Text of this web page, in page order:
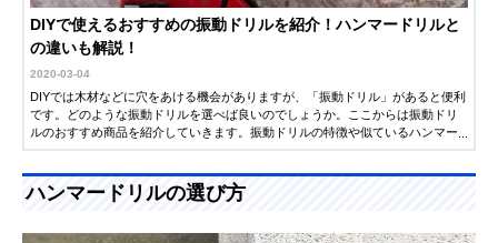
DIYで使えるおすすめの振動ドリルを紹介！ハンマードリルと
の違いも解説！
2020-03-04
DIYでは木材などに穴をあける機会がありますが、「振動ドリル」があると便利
です。どのような振動ドリルを選べば良いのでしょうか。ここからは振動ドリ
ルのおすすめ商品を紹介していきます。振動ドリルの特徴や似ているハンマー
ハンマードリルの選び方